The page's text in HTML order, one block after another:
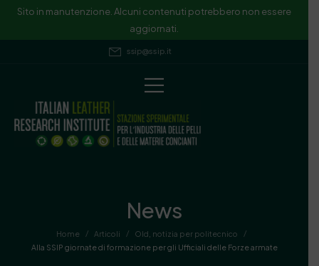
Sito in manutenzione. Alcuni contenuti potrebbero non essere
aggiornati.
ssip@ssip.it
News
Home / Articoli / Old notizia per politecnico
/
Alla SSIP giornate di formazione per gli Ufficiali delle Forze armate